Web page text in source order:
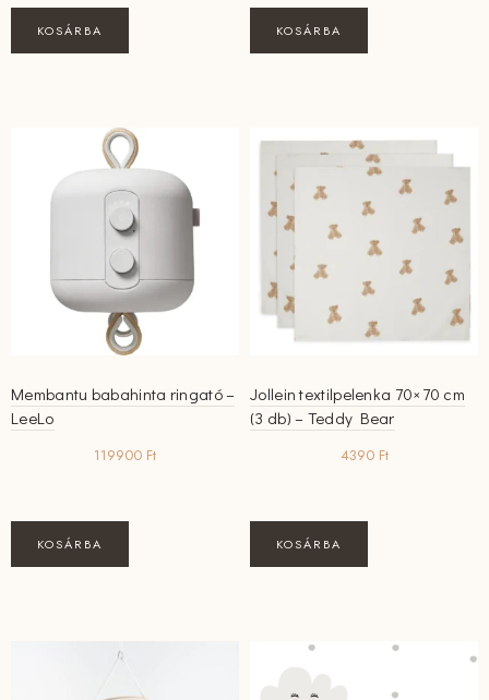
KOSÁRBA KOSÁRBA
Membantu babahinta ringató –
LeeLo
119900 Ft
KOSÁRBA
Jollein textilpelenka 70×70 cm
(3 db) – Teddy Bear
4390 Ft
KOSÁRBA